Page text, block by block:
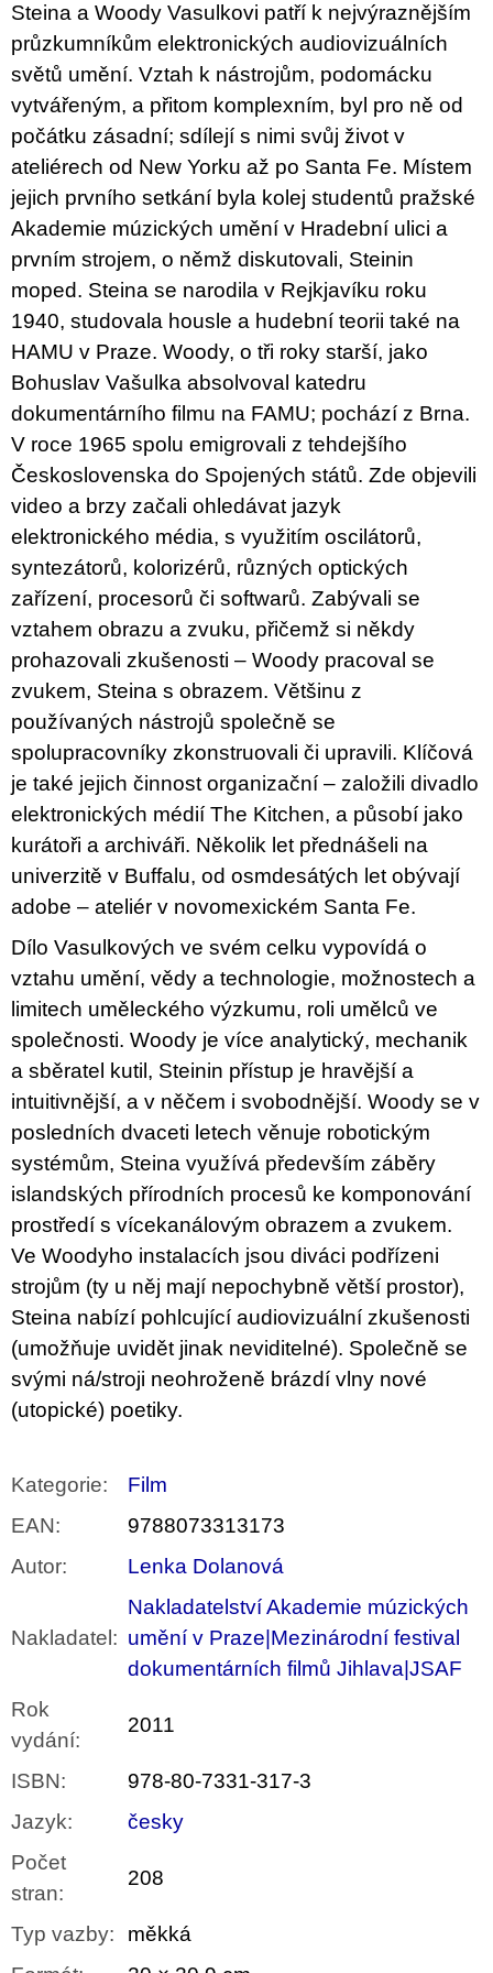
Steina a Woody Vasulkovi patří k nejvýraznějším
průzkumníkům elektronických audiovizuálních
světů umění. Vztah k nástrojům, podomácku
vytvářeným, a přitom komplexním, byl pro ně od
počátku zásadní; sdílejí s nimi svůj život v
ateliérech od New Yorku až po Santa Fe. Místem
jejich prvního setkání byla kolej studentů pražské
Akademie múzických umění v Hradební ulici a
prvním strojem, o němž diskutovali, Steinin
moped. Steina se narodila v Rejkjavíku roku
1940, studovala housle a hudební teorii také na
HAMU v Praze. Woody, o tři roky starší, jako
Bohuslav Vašulka absolvoval katedru
dokumentárního filmu na FAMU; pochází z Brna.
V roce 1965 spolu emigrovali z tehdejšího
Československa do Spojených států. Zde objevili
video a brzy začali ohledávat jazyk
elektronického média, s využitím oscilátorů,
syntezátorů, kolorizérů, různých optických
zařízení, procesorů či softwarů. Zabývali se
vztahem obrazu a zvuku, přičemž si někdy
prohazovali zkušenosti – Woody pracoval se
zvukem, Steina s obrazem. Většinu z
používaných nástrojů společně se
spolupracovníky zkonstruovali či upravili. Klíčová
je také jejich činnost organizační – založili divadlo
elektronických médií The Kitchen, a působí jako
kurátoři a archiváři. Několik let přednášeli na
univerzitě v Buffalu, od osmdesátých let obývají
adobe – ateliér v novomexickém Santa Fe.
Dílo Vasulkových ve svém celku vypovídá o
vztahu umění, vědy a technologie, možnostech a
limitech uměleckého výzkumu, roli umělců ve
společnosti. Woody je více analytický, mechanik
a sběratel kutil, Steinin přístup je hravější a
intuitivnější, a v něčem i svobodnější. Woody se v
posledních dvaceti letech věnuje robotickým
systémům, Steina využívá především záběry
islandských přírodních procesů ke komponování
prostředí s vícekanálovým obrazem a zvukem.
Ve Woodyho instalacích jsou diváci podřízeni
strojům (ty u něj mají nepochybně větší prostor),
Steina nabízí pohlcující audiovizuální zkušenosti
(umožňuje uvidět jinak neviditelné). Společně se
svými ná/stroji neohroženě brázdí vlny nové
(utopické) poetiky.
Kategorie:
Film
EAN:
9788073313173
Autor: Lenka Dolanová
Nakladatel :
Nakladatelství Akademie múzických
umění v Praze|Mezinárodní festival
dokumentárních filmů Jihlava|JSAF
Rok
vydání:
2011
ISBN:
978-80-7331-317-3
Jazyk:
česky
Počet
stran:
208
Typ vazby:
měkká
u
e
m
BRUTAL
PRAGUE
165
Kč